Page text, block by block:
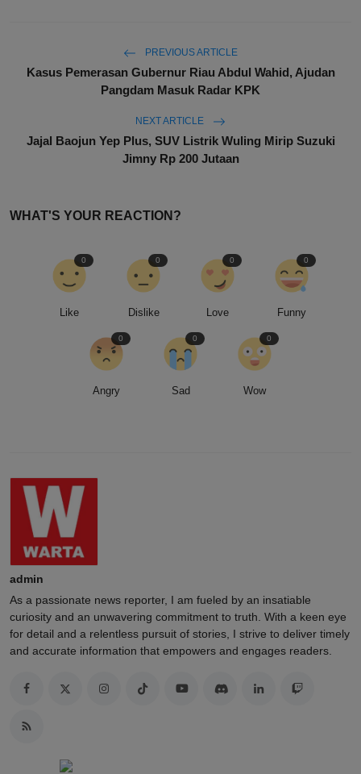
PREVIOUS ARTICLE
Kasus Pemerasan Gubernur Riau Abdul Wahid, Ajudan
Pangdam Masuk Radar KPK
NEXT ARTICLE
Jajal Baojun Yep Plus, SUV Listrik Wuling Mirip Suzuki
Jimny Rp 200 Jutaan
WHAT'S YOUR REACTION?
Like
0
Dislike
0
Love
0
Funny
0
Angry
0
Sad
0
Wow
0
admin
As a passionate news reporter, I am fueled by an insatiable
curiosity and an unwavering commitment to truth. With a keen eye
for detail and a relentless pursuit of stories, I strive to deliver timely
and accurate information that empowers and engages readers.